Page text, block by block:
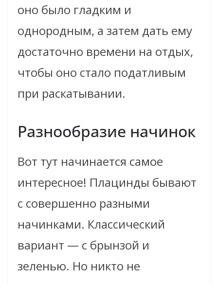
оно было гладким и
однородным, а затем дать ему
достаточно времени на отдых,
чтобы оно стало податливым
при раскатывании.
Разнообразие начинок
Вот тут начинается самое
интересное! Плацинды бывают
с совершенно разными
начинками. Классический
вариант — с брынзой и
зеленью. Но никто не